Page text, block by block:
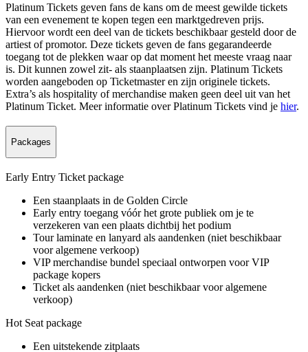
Platinum Tickets geven fans de kans om de meest gewilde tickets
van een evenement te kopen tegen een marktgedreven prijs.
Hiervoor wordt een deel van de tickets beschikbaar gesteld door de
artiest of promotor. Deze tickets geven de fans gegarandeerde
toegang tot de plekken waar op dat moment het meeste vraag naar
is. Dit kunnen zowel zit- als staanplaatsen zijn. Platinum Tickets
worden aangeboden op Ticketmaster en zijn originele tickets.
Extra’s als hospitality of merchandise maken geen deel uit van het
Platinum Ticket. Meer informatie over Platinum Tickets vind je hier.
Packages
Early Entry Ticket package
Een staanplaats in de Golden Circle
Early entry toegang vóór het grote publiek om je te
verzekeren van een plaats dichtbij het podium
Tour laminate en lanyard als aandenken (niet beschikbaar
voor algemene verkoop)
VIP merchandise bundel speciaal ontworpen voor VIP
package kopers
Ticket als aandenken (niet beschikbaar voor algemene
verkoop)
Hot Seat package
Een uitstekende zitplaats